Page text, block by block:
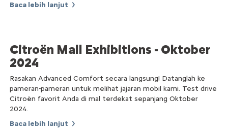
Baca lebih lanjut
Citroën Mall Exhibitions - Oktober
2024
Rasakan Advanced Comfort secara langsung! Datanglah ke
pameran-pameran untuk melihat jajaran mobil kami. Test drive
Citroën favorit Anda di mal terdekat sepanjang Oktober
2024.
Baca lebih lanjut